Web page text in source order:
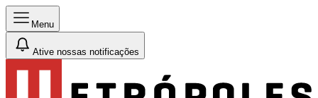
Menu
Ative nossas notificações